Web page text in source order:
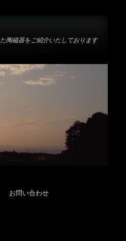
陶磁器をご紹介いたしております
お問い合わせ